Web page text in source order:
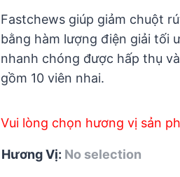
Fastchews giúp giảm chuột
bằng hàm lượng điện giải tối
nhanh chóng được hấp thụ
gồm 10 viên nhai.
Vui lòng chọn hương vị sản
Hương Vị: No selection